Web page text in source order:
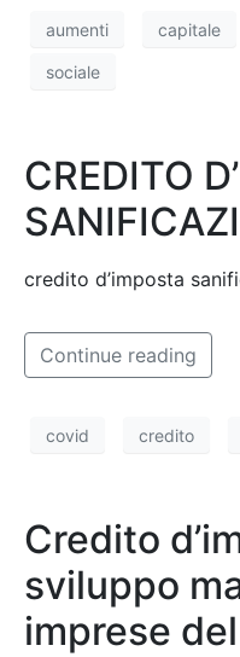
aumenti capitale
sociale
CREDITO
credito d’imposta
Continue reading
covid credito
Credito
sviluppo
imprese